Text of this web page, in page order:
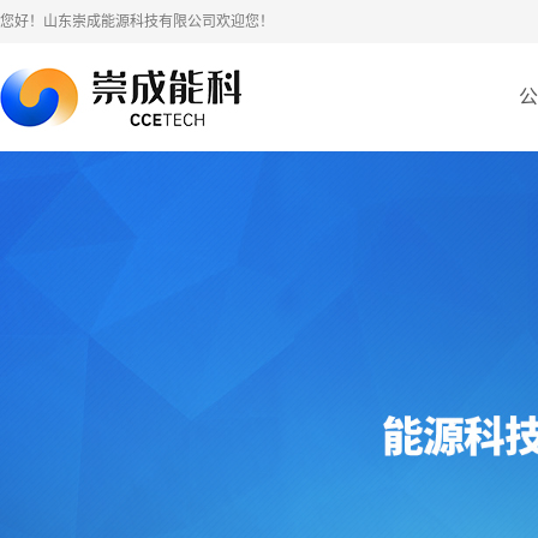
您好！山东崇成能源科技有限公司欢迎您！